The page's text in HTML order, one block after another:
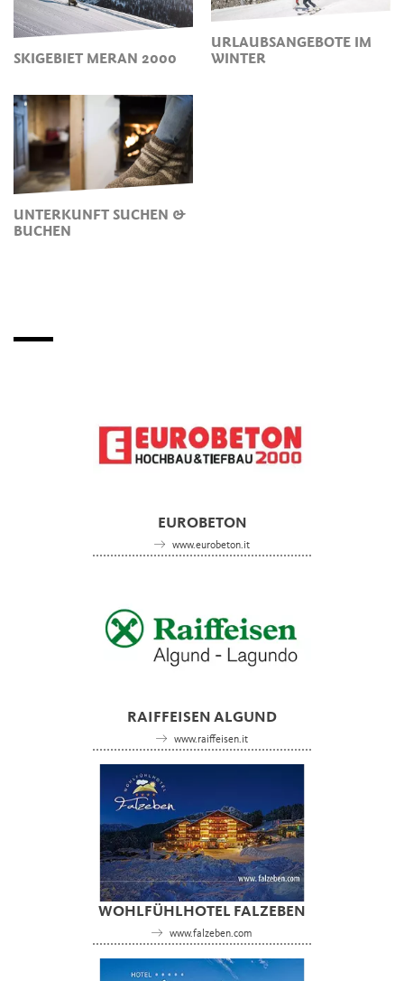
SKIGEBIET MERAN 2000
URLAUBSANGEBOTE IM
WINTER
UNTERKUNFT SUCHEN &
BUCHEN
EUROBETON
www.eurobeton.it
RAIFFEISEN ALGUND
www.raiffeisen.it
WOHLFÜHLHOTEL FALZEBEN
www.falzeben.com